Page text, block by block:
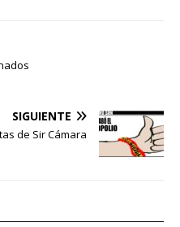
SIGUIENTE
de Sir Cámara